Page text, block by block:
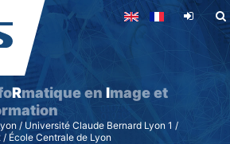
Aller
principal
Rmatique en Image et
/ Université Claude Bernard Lyon 1 /
École Centrale de Lyon